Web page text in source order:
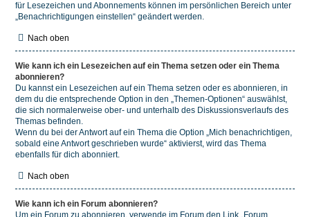
für Lesezeichen und Abonnements können im persönlichen Bereich unter
„Benachrichtigungen einstellen“ geändert werden.
Nach oben
Wie kann ich ein Lesezeichen auf ein Thema setzen oder ein Thema
abonnieren?
Du kannst ein Lesezeichen auf ein Thema setzen oder es abonnieren, in
dem du die entsprechende Option in den „Themen-Optionen“ auswählst,
die sich normalerweise ober- und unterhalb des Diskussionsverlaufs des
Themas befinden.
Wenn du bei der Antwort auf ein Thema die Option „Mich benachrichtigen,
sobald eine Antwort geschrieben wurde“ aktivierst, wird das Thema
ebenfalls für dich abonniert.
Nach oben
Wie kann ich ein Forum abonnieren?
Um ein Forum zu abonnieren, verwende im Forum den Link „Forum